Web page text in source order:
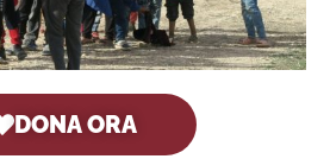
DONA ORA